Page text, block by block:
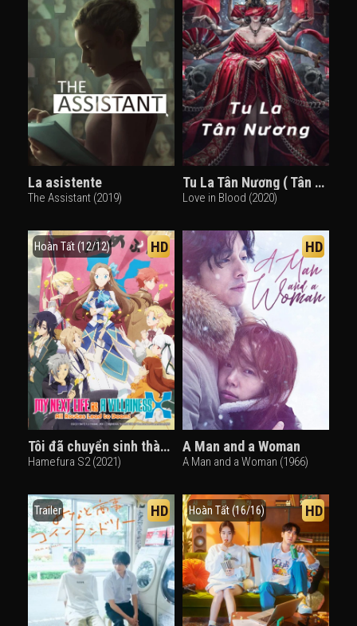
La asistente
The Assistant (2019)
Tu La Tân Nương ( Tân La Tân Nương )
Love in Blood (2020)
Hoàn Tất (12/12) HD
Tôi đã chuyển sinh thành nữ phản diện với vận mệnh bị điềm báo tử ám X
Hamefura S2 (2021)
HD
A Man and a Woman
A Man and a Woman (1966)
Trailer HD Hoàn Tất (16/16) HD